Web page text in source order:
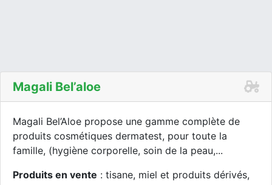
Magali Bel’aloe
Magali Bel’Aloe propose une gamme complète de
produits cosmétiques dermatest, pour toute la
famille, (hygiène corporelle, soin de la peau,...
Produits en vente : tisane, miel et produits dérivés,